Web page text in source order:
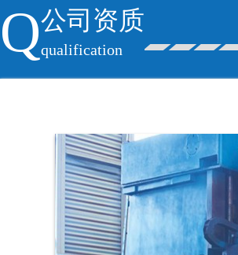
Q公司资质
qualification